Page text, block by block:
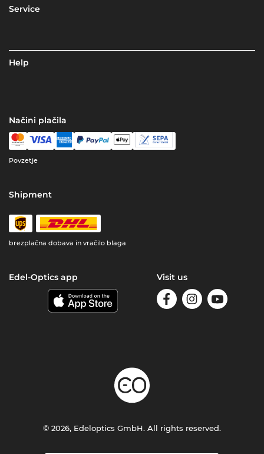
Service
Help
Načini plačila
Povzetje
Shipment
brezplačna dobava in vračilo blaga
Edel-Optics app Visit us
© 2026, Edeloptics GmbH. All rights reserved.